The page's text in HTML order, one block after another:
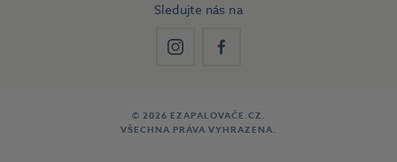
Sledujte nás na
InstagramFacebook
© 2026 EZAPALOVAČE.CZ.
VŠECHNA PRÁVA VYHRAZENA.